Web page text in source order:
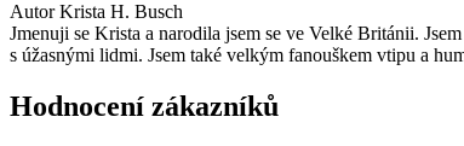
Autor Krista H. Busch
Jmenuji se Krista a narodila jsem se ve Velké Británii.
s úžasnými lidmi. Jsem také velkým fanouškem vtipu a
Hodnocení zákazníků